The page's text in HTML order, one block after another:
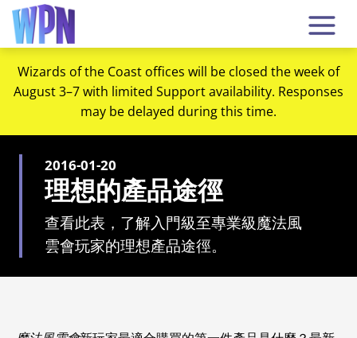
Wizards of the Coast offices will be closed the week of
August 3–7 with limited Support availability. Responses
may be delayed during this time.
2016-01-20
理想的產品途徑
查看此表，了解入門級至專業級魔法風
雲會玩家的理想產品途徑。